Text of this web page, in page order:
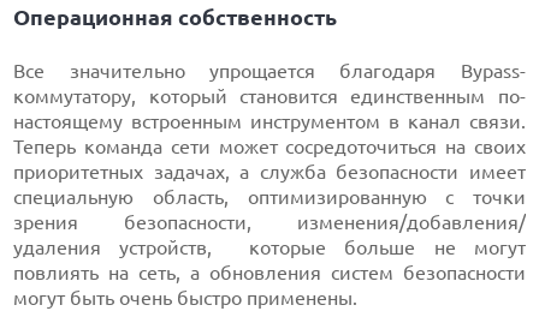
Операционная собственность
Все значительно упрощается благодаря Bypass-
коммутатору, который становится единственным по-
настоящему встроенным инструментом в канал связи.
Теперь команда сети может сосредоточиться на своих
приоритетных задачах, а служба безопасности имеет
специальную область, оптимизированную с точки
зрения безопасности, изменения/добавления/
удаления устройств, которые больше не могут
повлиять на сеть, а обновления систем безопасности
могут быть очень быстро применены.